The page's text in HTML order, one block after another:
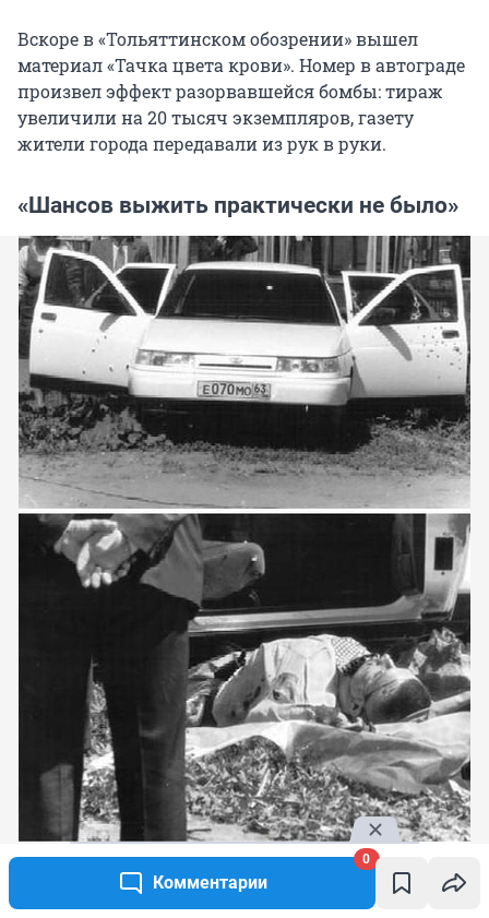
Комментарии
0
Вскоре в «Тольяттинском обозрении» вышел
материал «Тачка цвета крови». Номер в автограде
произвел эффект разорвавшейся бомбы: тираж
увеличили на 20 тысяч экземпляров, газету
жители города передавали из рук в руки.
«Шансов выжить практически не было»